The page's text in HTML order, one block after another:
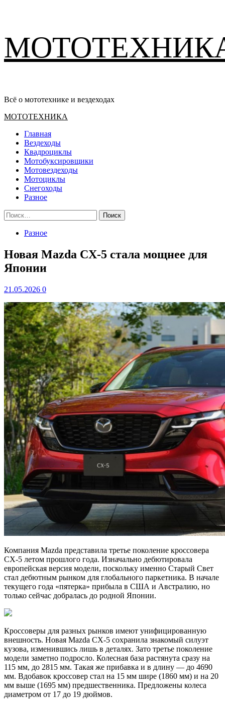
содержимому
Всё о мототехнике и вездеходах
Основное
МОТОТЕХНИКА
Главная
Вездеходы
Квадроциклы
Мотобуксировщики
Мотовездеходы
Мотоциклы
Снегоходы
Разное
Найти:
Разное
Новая Mazda CX-5 стала мощнее для
Японии
21.05.2026 0
Компания Mazda представила третье поколение кроссовера
CX-5 летом прошлого года. Изначально дебютировала
европейская версия модели, поскольку именно Старый Свет
стал дебютным рынком для глобального паркетника. В начале
текущего года «пятерка» прибыла в США и Австралию, но
только сейчас добралась до родной Японии.
Кроссоверы для разных рынков имеют унифицированную
внешность. Новая Mazda CX-5 сохранила знакомый силуэт
кузова, изменившись лишь в деталях. Зато третье поколение
модели заметно подросло. Колесная база растянута сразу на
115 мм, до 2815 мм. Такая же прибавка и в длину — до 4690
мм. Вдобавок кроссовер стал на 15 мм шире (1860 мм) и на 20
мм выше (1695 мм) предшественника. Предложены колеса
диаметром от 17 до 19 дюймов.